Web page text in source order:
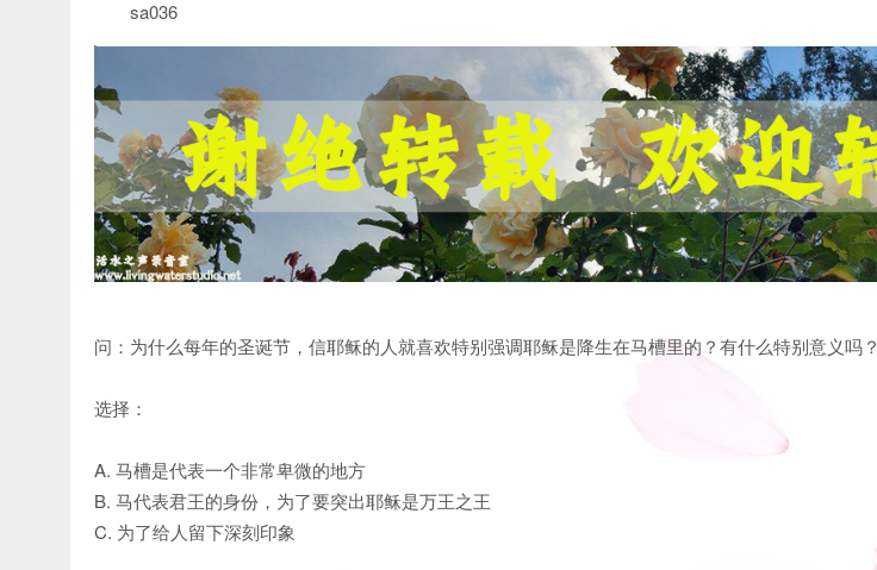
sa036
问：为什么每年的圣诞节，信耶稣的人就喜欢特别强调耶稣是降生在马槽里的？有什么特别意义吗？
选择：
A. 马槽是代表一个非常卑微的地方
B. 马代表君王的身份，为了要突出耶稣是万王之王
C. 为了给人留下深刻印象